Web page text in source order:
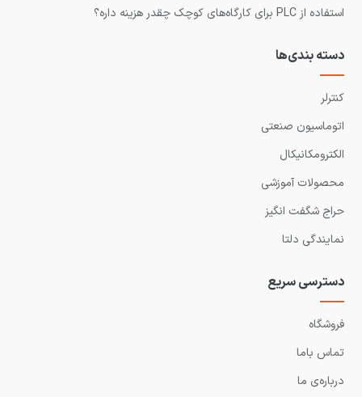
استفاده از PLC برای کارگاه‌های کوچک چقدر هزینه داره؟
دسته بندی‌ها
کنترلر
اتوماسیون صنعتی
الکترومکانیکال
محصولات آموزشی
حراج شگفت انگیز
نمایندگی دلتا
دسترسی سریع
فروشگاه
تماس باما
درباره‌ی ما